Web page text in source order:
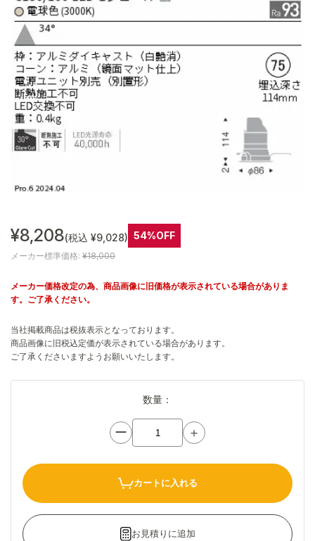
¥8,208(税込 ¥9,028) 54%OFF
メーカー標準価格: ¥18,000
メーカー価格改定の為、商品画像に旧価格が表示されている場合がありま
す。ご了承ください。
当社掲載商品は税抜表示となっております。
商品画像に旧税込定価が表示されている場合があります。
ご了承くださいますようお願いいたします。
数量：
ー ＋
カートに入れる
お見積りに追加